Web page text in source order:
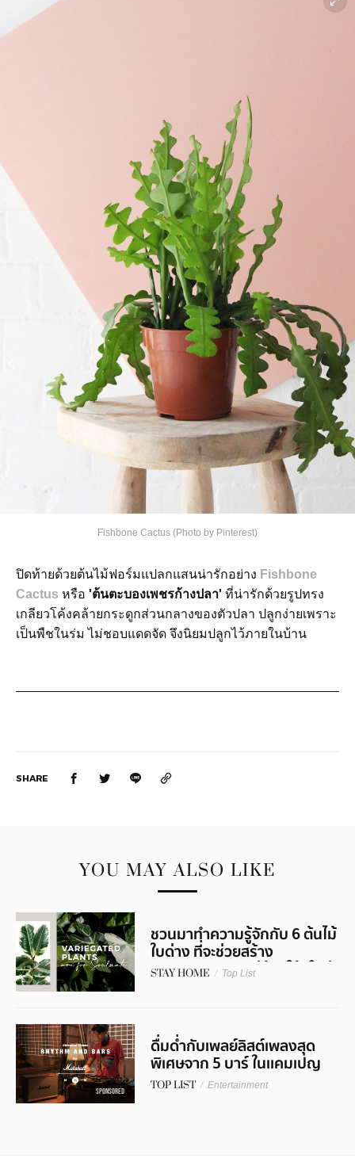
Fishbone Cactus (Photo by Pinterest)
ปิดท้ายด้วยต้นไม้ฟอร์มแปลกแสนน่ารักอย่าง Fishbone
Cactus หรือ 'ต้นตะบองเพชรก้างปลา' ที่น่ารักด้วยรูปทรง
เกลียวโค้งคล้ายกระดูกส่วนกลางของตัวปลา ปลูกง่ายเพราะ
เป็นพืชในร่ม ไม่ชอบแดดจัด จึงนิยมปลูกไว้ภายในบ้าน
SHARE
YOU MAY ALSO LIKE
ชวนมาทำความรู้จักกับ 6 ต้นไม้
ใบด่าง ที่จะช่วยสร้าง
บรรยากาศการอยู่บ้านให้เก๋กว่า
STAY HOME / Top List
SPONSORED
ดื่มด่ำกับเพลย์ลิสต์เพลงสุด
พิเศษจาก 5 บาร์ ในเเคมเปญ
RHYTHM & BARS by
TOP LIST / Entertainment